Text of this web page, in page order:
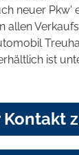
neuer Pkw'
allen
ist
Kontakt